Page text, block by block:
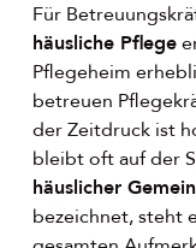
Für
häusliche Pflege
Pflegeheim
betreuen
der Zeitdruck ist
bleibt oft auf der
häuslicher
bezeichnet, steht